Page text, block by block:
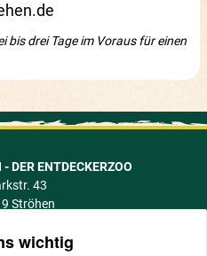
bis drei Tage im Voraus für einen
DER ENTDECKERZOO
43
Ströhen
5774 505
wichtig